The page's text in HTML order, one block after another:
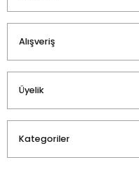
Alışveriş
Üyelik
Kategoriler